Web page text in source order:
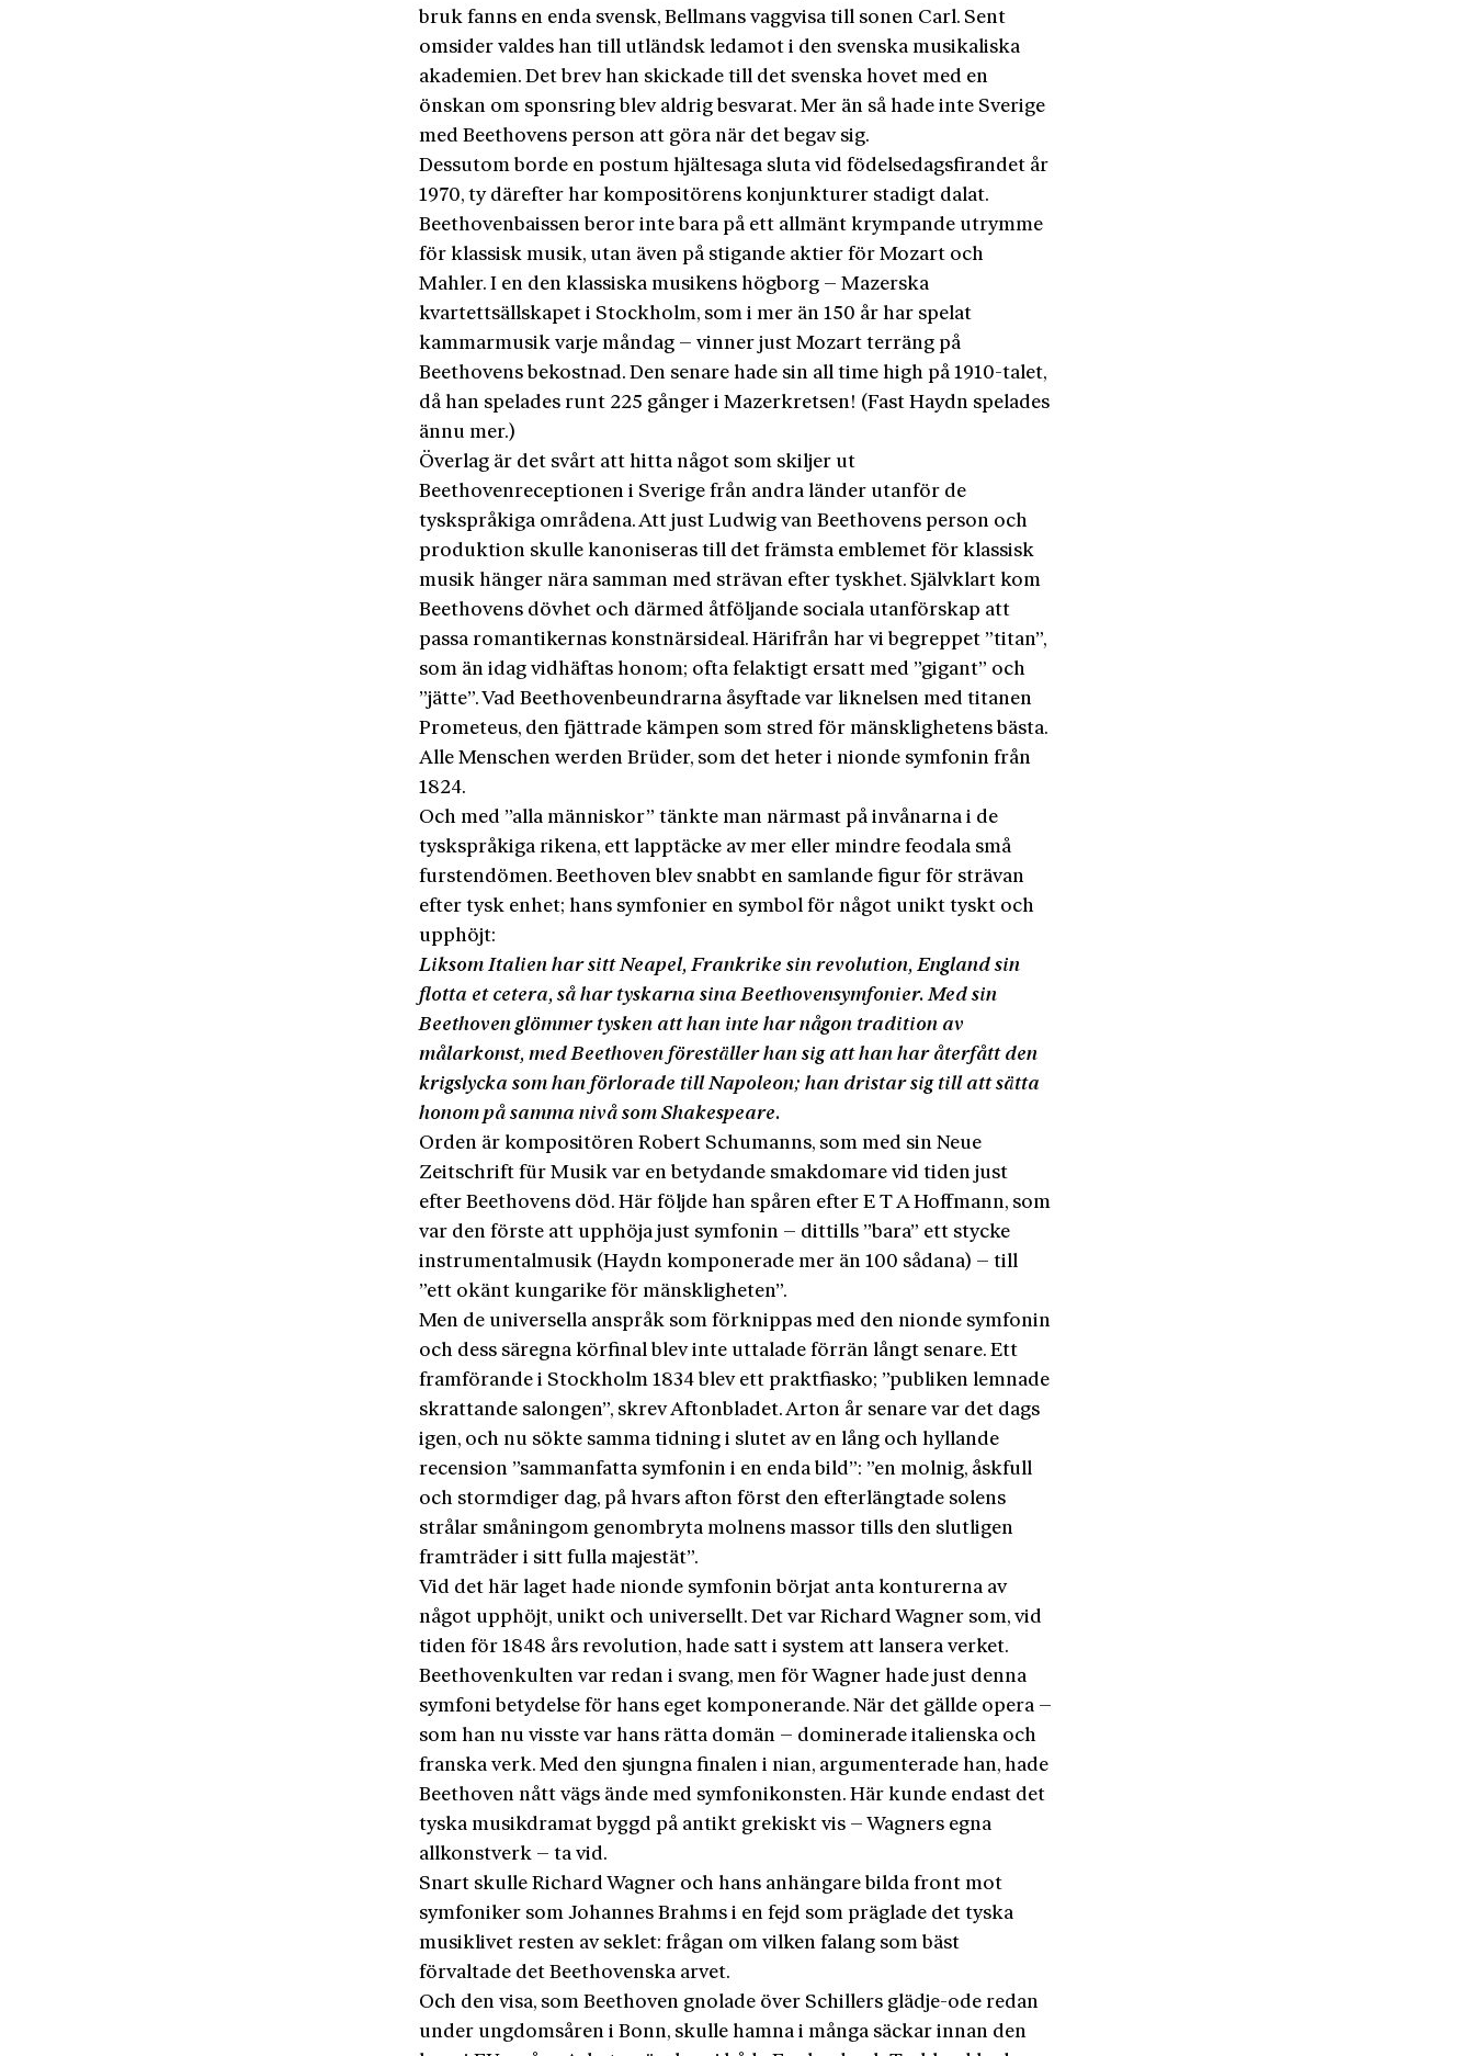
bruk fanns en enda svensk, Bellmans vaggvisa till sonen Carl. Sent
omsider valdes han till utländsk ledamot i den svenska musikaliska
akademien. Det brev han skickade till det svenska hovet med en
önskan om sponsring blev aldrig besvarat. Mer än så hade inte Sverige
med Beethovens person att göra när det begav sig.
Dessutom borde en postum hjältesaga sluta vid födelsedagsfirandet år
1970, ty därefter har kompositörens konjunkturer stadigt dalat.
Beethovenbaissen beror inte bara på ett allmänt krympande utrymme
för klassisk musik, utan även på stigande aktier för Mozart och
Mahler. I en den klassiska musikens högborg – Mazerska
kvartettsällskapet i Stockholm, som i mer än 150 år har spelat
kammarmusik varje måndag – vinner just Mozart terräng på
Beethovens bekostnad. Den senare hade sin all time high på 1910-talet,
då han spelades runt 225 gånger i Mazerkretsen! (Fast Haydn spelades
ännu mer.)
Överlag är det svårt att hitta något som skiljer ut
Beethovenreceptionen i Sverige från andra länder utanför de
tyskspråkiga områdena. Att just Ludwig van Beethovens person och
produktion skulle kanoniseras till det främsta emblemet för klassisk
musik hänger nära samman med strävan efter tyskhet. Självklart kom
Beethovens dövhet och därmed åtföljande sociala utanförskap att
passa romantikernas konstnärsideal. Härifrån har vi begreppet ”titan”,
som än idag vidhäftas honom; ofta felaktigt ersatt med ”gigant” och
”jätte”. Vad Beethovenbeundrarna åsyftade var liknelsen med titanen
Prometeus, den fjättrade kämpen som stred för mänsklighetens bästa.
Alle Menschen werden Brüder, som det heter i nionde symfonin från
1824.
Och med ”alla människor” tänkte man närmast på invånarna i de
tyskspråkiga rikena, ett lapptäcke av mer eller mindre feodala små
furstendömen. Beethoven blev snabbt en samlande figur för strävan
efter tysk enhet; hans symfonier en symbol för något unikt tyskt och
upphöjt:
Liksom Italien har sitt Neapel, Frankrike sin revolution, England sin
flotta et cetera, så har tyskarna sina Beethovensymfonier. Med sin
Beethoven glömmer tysken att han inte har någon tradition av
målarkonst, med Beethoven föreställer han sig att han har återfått den
krigslycka som han förlorade till Napoleon; han dristar sig till att sätta
honom på samma nivå som Shakespeare.
Orden är kompositören Robert Schumanns, som med sin Neue
Zeitschrift für Musik var en betydande smakdomare vid tiden just
efter Beethovens död. Här följde han spåren efter E T A Hoffmann, som
var den förste att upphöja just symfonin – dittills ”bara” ett stycke
instrumentalmusik (Haydn komponerade mer än 100 sådana) – till
”ett okänt kungarike för mänskligheten”.
Men de universella anspråk som förknippas med den nionde symfonin
och dess säregna körfinal blev inte uttalade förrän långt senare. Ett
framförande i Stockholm 1834 blev ett praktfiasko; ”publiken lemnade
skrattande salongen”, skrev Aftonbladet. Arton år senare var det dags
igen, och nu sökte samma tidning i slutet av en lång och hyllande
recension ”sammanfatta symfonin i en enda bild”: ”en molnig, åskfull
och stormdiger dag, på hvars afton först den efterlängtade solens
strålar småningom genombryta molnens massor tills den slutligen
framträder i sitt fulla majestät”.
Vid det här laget hade nionde symfonin börjat anta konturerna av
något upphöjt, unikt och universellt. Det var Richard Wagner som, vid
tiden för 1848 års revolution, hade satt i system att lansera verket.
Beethovenkulten var redan i svang, men för Wagner hade just denna
symfoni betydelse för hans eget komponerande. När det gällde opera –
som han nu visste var hans rätta domän – dominerade italienska och
franska verk. Med den sjungna finalen i nian, argumenterade han, hade
Beethoven nått vägs ände med symfonikonsten. Här kunde endast det
tyska musikdramat byggd på antikt grekiskt vis – Wagners egna
allkonstverk – ta vid.
Snart skulle Richard Wagner och hans anhängare bilda front mot
symfoniker som Johannes Brahms i en fejd som präglade det tyska
musiklivet resten av seklet: frågan om vilken falang som bäst
förvaltade det Beethovenska arvet.
Och den visa, som Beethoven gnolade över Schillers glädje-ode redan
under ungdomsåren i Bonn, skulle hamna i många säckar innan den